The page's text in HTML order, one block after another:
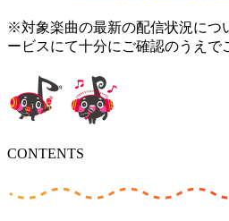
※対象楽曲の最新の配信状況につ
ービスにて十分にご確認のうえで
CONTENTS